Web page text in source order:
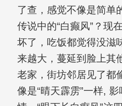
了查，感觉不像是简单
传说中的“白癫风”？现
坏了，吃饭都觉得没滋
来越大，蔓延到脸上其
老家，街坊邻居见了都
像是“晴天霹雳”一样,